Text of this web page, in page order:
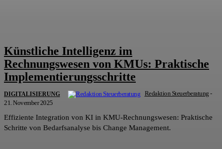
Künstliche Intelligenz im
Rechnungswesen von KMUs: Praktische
Implementierungsschritte
DIGITALISIERUNG Redaktion Steuerberatung -
21. November 2025
Effiziente Integration von KI in KMU-Rechnungswesen: Praktische
Schritte von Bedarfsanalyse bis Change Management.